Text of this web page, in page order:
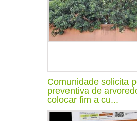
Comunidade solicita
preventiva de
colocar fim a cu...